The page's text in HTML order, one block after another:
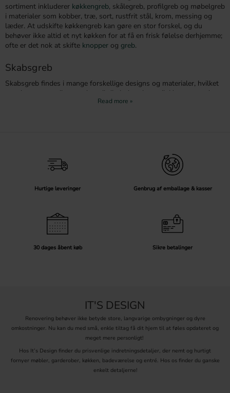
sortiment inkluderer køkkengreb, skålegreb, profilgreb og møbelgreb
i materialer som kobber, træ, sort, rustfrit stål, krom, messing og
læder. At udskifte køkkengreb kan gøre en stor forskel, og du
behøver ikke altid et nyt køkken for at få en frisk følelse derhjemme;
ofte er det nok at skifte knopper og greb.
Skabsgreb
Skabsgreb findes i mange forskellige designs og materialer, hvilket
gør det nemt at tilpasse dem til din indretningsstil. Uanset om du
ønsker greb i rustfrit stål for et moderne touch eller greb i messing
Skuffegreb er designet til at give et behageligt greb, når du åbner
til forskellige typer skuffer og indretninger. En populær løsning er
køkkenet, hvor skufferne ofte er tunge og kræver et stærkt og
behageligt greb.
Leder du efter greb til skuffer, kan du bruge de fleste af vores
modeller, så længe skruehulsafstanden (cc-målet) passer til
Stil og materialer
Valget af materiale til dine greb kan gøre en stor forskel for
helhedsindtrykket i dit hjem. Her er nogle populære muligheder:
Messing:
Fås i både poleret og ubehandlet messing. Poleret messing
bevarer sin glans over tid, mens ubehandlet messing udvikler en smuk
Hurtige leveringer Genbrug af emballage & kasser
30 dages åbent køb Sikre betalinger
IT'S DESIGN
Renovering behøver ikke betyde store, langvarige ombygninger og dyre
omkostninger. Nu kan du med små, enkle tiltag få dit hjem til at føles opdateret og
meget mere personligt!
Hos It’s Design finder du prisvenlige indretningsdetaljer, der nemt og hurtigt
fornyer møbler, garderober, køkken, badeværelse og entré. Hos os finder du ganske
enkelt detaljerne!